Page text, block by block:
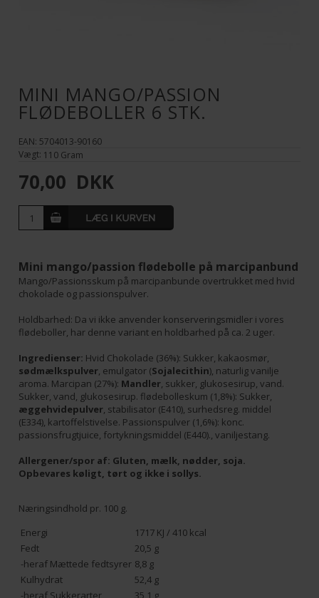
MINI MANGO/PASSION
FLØDEBOLLER 6 STK.
EAN: 5704013-90160
Vægt: 110 Gram
70,00 DKK
Mini mango/passion flødebolle på marcipanbund
Mango/Passionsskum på marcipanbunde overtrukket med hvid
chokolade og passionspulver.
Holdbarhed: Da vi ikke anvender konserveringsmidler i vores
flødeboller, har denne variant en holdbarhed på ca. 2 uger.
Ingredienser: Hvid Chokolade (36%): Sukker, kakaosmør,
sødmælkspulver, emulgator (Sojalecithin), naturlig vanilje
aroma. Marcipan (27%): Mandler, sukker, glukosesirup, vand.
Sukker, vand, glukosesirup. flødebolleskum (1,8%): Sukker,
æggehvidepulver, stabilisator (E410), surhedsreg. middel
(E334), kartoffelstivelse. Passionspulver (1,6%): konc.
passionsfrugtjuice, fortykningsmiddel (E440)., vaniljestang.
Allergener/spor af: Gluten, mælk, nødder, soja.
Opbevares køligt, tørt og ikke i sollys.
Næringsindhold pr. 100 g.
Energi
1717 KJ / 410 kcal
Fedt
20,5 g
-heraf Mættede fedtsyrer 8,8 g
Kulhydrat
52,4 g
-heraf Sukkerarter
35,1 g